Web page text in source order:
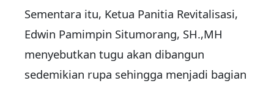
Sementara itu, Ketua Panitia Revitalisasi,
Edwin Pamimpin Situmorang, SH.,MH
menyebutkan tugu akan dibangun
sedemikian rupa sehingga menjadi bagian